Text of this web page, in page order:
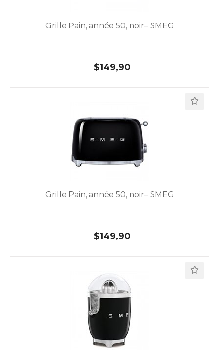
Grille Pain, année 50, noir– SMEG
$149,90
Grille Pain, année 50, noir– SMEG
$149,90